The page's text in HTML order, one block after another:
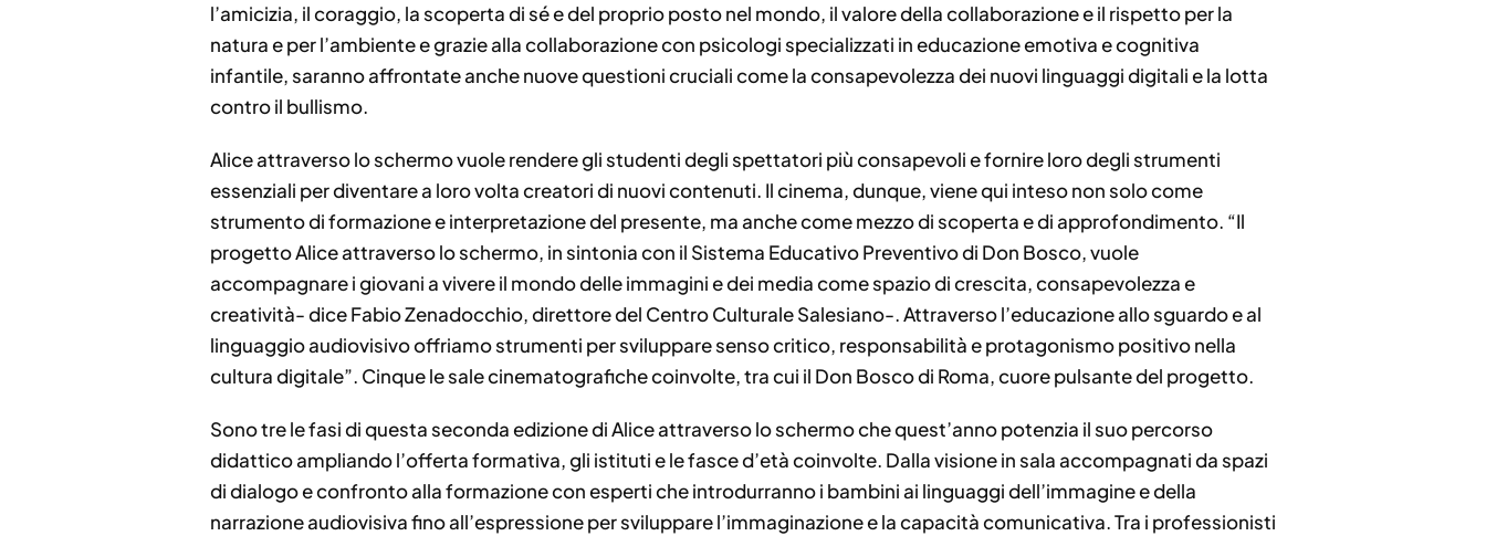
l’amicizia, il coraggio, la scoperta di sé e del proprio posto nel mondo, il valore della collaborazione e il rispetto per la
natura e per l’ambiente e grazie alla collaborazione con psicologi specializzati in educazione emotiva e cognitiva
infantile, saranno affrontate anche nuove questioni cruciali come la consapevolezza dei nuovi linguaggi digitali e la lotta
contro il bullismo.
Alice attraverso lo schermo vuole rendere gli studenti degli spettatori più consapevoli e fornire loro degli strumenti
essenziali per diventare a loro volta creatori di nuovi contenuti. Il cinema, dunque, viene qui inteso non solo come
strumento di formazione e interpretazione del presente, ma anche come mezzo di scoperta e di approfondimento. “Il
progetto Alice attraverso lo schermo, in sintonia con il Sistema Educativo Preventivo di Don Bosco, vuole
accompagnare i giovani a vivere il mondo delle immagini e dei media come spazio di crescita, consapevolezza e
creatività- dice Fabio Zenadocchio, direttore del Centro Culturale Salesiano-. Attraverso l’educazione allo sguardo e al
linguaggio audiovisivo offriamo strumenti per sviluppare senso critico, responsabilità e protagonismo positivo nella
cultura digitale”. Cinque le sale cinematografiche coinvolte, tra cui il Don Bosco di Roma, cuore pulsante del progetto.
Sono tre le fasi di questa seconda edizione di Alice attraverso lo schermo che quest’anno potenzia il suo percorso
didattico ampliando l’offerta formativa, gli istituti e le fasce d’età coinvolte. Dalla visione in sala accompagnati da spazi
di dialogo e confronto alla formazione con esperti che introdurranno i bambini ai linguaggi dell’immagine e della
narrazione audiovisiva fino all’espressione per sviluppare l’immaginazione e la capacità comunicativa. Tra i professionisti